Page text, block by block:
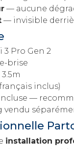
— aucune
— invisible
3 Pro Gen 2
brise
inclus)
—
vendu
installation